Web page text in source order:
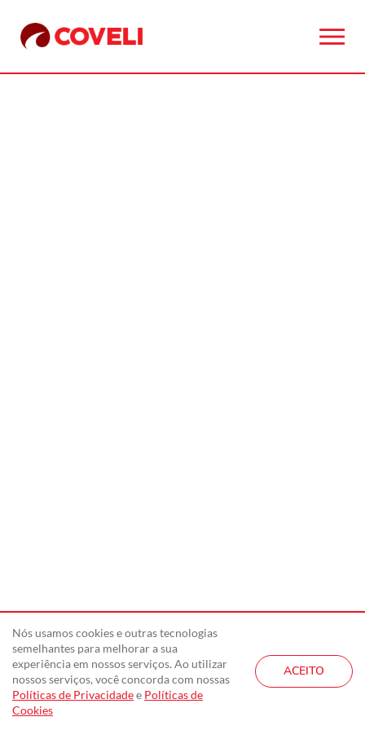
© 2026 Coveli - Todos os direitos reservados.
Nós usamos cookies e outras tecnologias
semelhantes para melhorar a sua
experiência em nossos serviços. Ao utilizar
nossos serviços, você concorda com nossas
Políticas de Privacidadee Políticas de
Cookies
ACEITO